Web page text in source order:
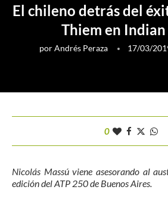
El chileno detrás del
Thiem en
porAndrés Peraza 17/03/
0
Nicolás Massú viene asesorando al
edición del ATP 250 de Buenos Aires.